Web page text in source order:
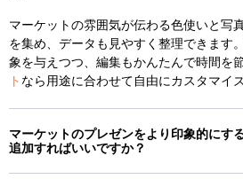
マーケットの雰囲気が伝わる色使いと写
を集め、データも見やすく整理できます
象を与えつつ、編集もかんたんで時間を節
ト なら用途に合わせて自由にカスタマイ
マーケットのプレゼンをより印象的にす
追加すればいいですか？